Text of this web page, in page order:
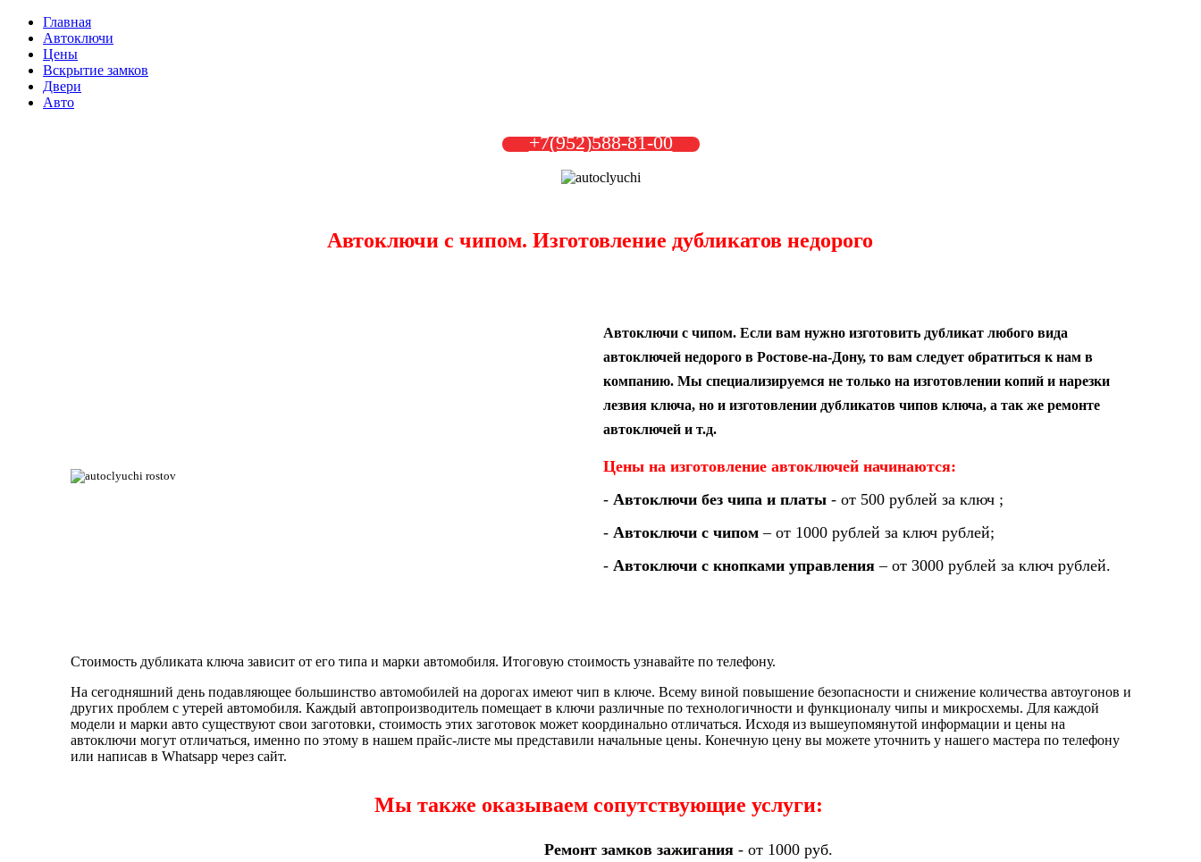
Главная
Автоключи
Цены
Вскрытие замков
Двери
Авто
+7(952)588-81-00
Автоключи с чипом. Изготовление дубликатов недорого
Автоключи с чипом. Если вам нужно изготовить дубликат любого вида
автоключей недорого в Ростове-на-Дону, то вам следует обратиться к нам в
компанию. Мы специализируемся не только на изготовлении копий и нарезки
лезвия ключа, но и изготовлении дубликатов чипов ключа, а так же ремонте
автоключей и т.д.
Цены на изготовление автоключей начинаются:
- Автоключи без чипа и платы - от 500 рублей за ключ ;
- Автоключи с чипом – от 1000 рублей за ключ рублей;
- Автоключи с кнопками управления – от 3000 рублей за ключ рублей.
Стоимость дубликата ключа зависит от его типа и марки автомобиля. Итоговую стоимость узнавайте по телефону.
На сегодняшний день подавляющее большинство автомобилей на дорогах имеют чип в ключе. Всему виной повышение безопасности и снижение количества автоугонов и
других проблем с утерей автомобиля. Каждый автопроизводитель помещает в ключи различные по технологичности и функционалу чипы и микросхемы. Для каждой
модели и марки авто существуют свои заготовки, стоимость этих заготовок может координально отличаться. Исходя из вышеупомянутой информации и цены на
автоключи могут отличаться, именно по этому в нашем прайс-листе мы представили начальные цены. Конечную цену вы можете уточнить у нашего мастера по телефону
или написав в Whatsapp через сайт.
Мы также оказываем сопутствующие услуги:
Ремонт замков зажигания - от 1000 руб.